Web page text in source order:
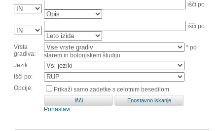
išči po
išči po
Vrsta
gradiva:
* po
starem in bolonjskem študiju
Jezik:
Išči po:
Opcije:
Prikaži samo zadetke s celotnim besedilom
Ponastavi